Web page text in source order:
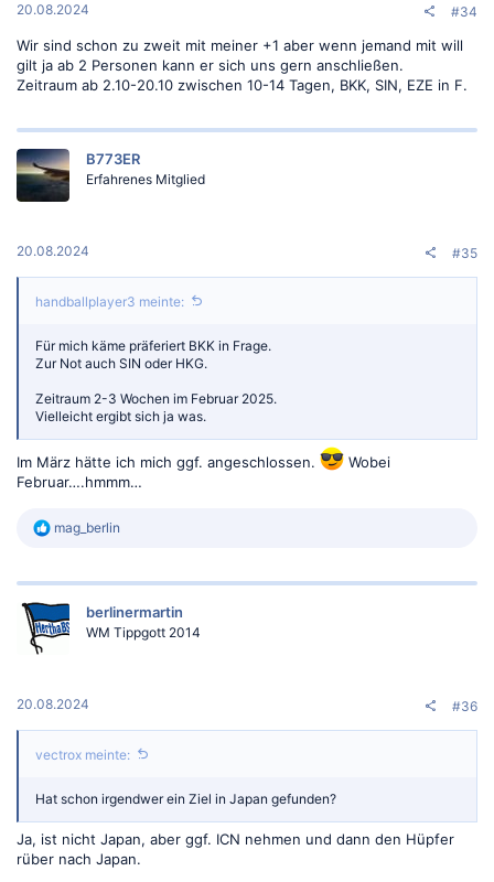
20.08.2024 #34
Wir sind schon zu zweit mit meiner +1 aber wenn jemand mit will
gilt ja ab 2 Personen kann er sich uns gern anschließen.
Zeitraum ab 2.10-20.10 zwischen 10-14 Tagen, BKK, SIN, EZE in F.
B773ER
Erfahrenes Mitglied
20.08.2024 #35
handballplayer3 meinte:
Für mich käme präferiert BKK in Frage.
Zur Not auch SIN oder HKG.
Zeitraum 2-3 Wochen im Februar 2025.
Vielleicht ergibt sich ja was.
Im März hätte ich mich ggf. angeschlossen.
Wobei
Februar….hmmm…
R
k
o
:
mag_berlin
berlinermartin
WM Tippgott 2014
20.08.2024 #36
vectrox meinte:
Hat schon irgendwer ein Ziel in Japan gefunden?
Ja, ist nicht Japan, aber ggf. ICN nehmen und dann den Hüpfer
rüber nach Japan.